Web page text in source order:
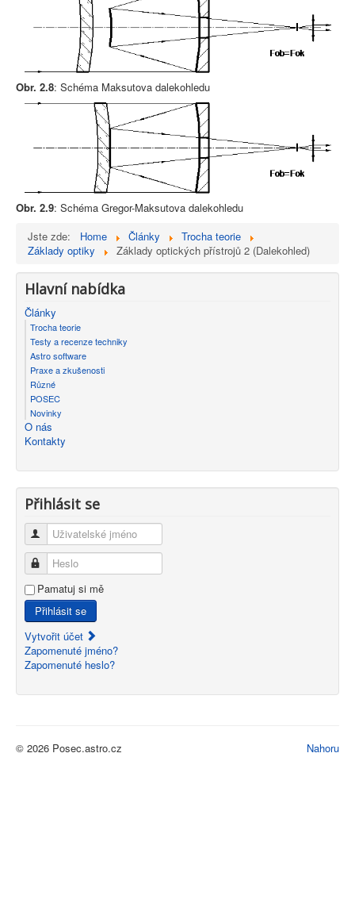
Obr. 2.8: Schéma Maksutova dalekohledu
Obr. 2.9: Schéma Gregor-Maksutova dalekohledu
Jste zde:
Home Články
Trocha teorie
Základy optiky
Základy optických přístrojů 2 (Dalekohled)
Hlavní nabídka
Články
Trocha teorie
Testy a recenze techniky
Astro software
Praxe a zkušenosti
Různé
POSEC
Novinky
O nás
Kontakty
Přihlásit se
Uživatelské jméno
Heslo
Pamatuj si mě
Přihlásit se
Vytvořit účet
Zapomenuté jméno?
Zapomenuté heslo?
Nahoru
© 2026 Posec.astro.cz